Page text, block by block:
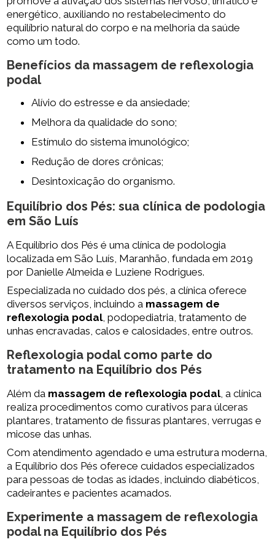
energético, auxiliando no restabelecimento do
equilíbrio natural do corpo e na melhoria da saúde
como um todo.
Benefícios da massagem de reflexologia
podal
Alívio do estresse e da ansiedade;
Melhora da qualidade do sono;
Estímulo do sistema imunológico;
Redução de dores crônicas;
Desintoxicação do organismo.
Equilíbrio dos Pés: sua clínica de podologia
em São Luís
A Equilíbrio dos Pés é uma clínica de podologia
localizada em São Luís, Maranhão, fundada em 2019
por Danielle Almeida e Luziene Rodrigues.
Especializada no cuidado dos pés, a clínica oferece
diversos serviços, incluindo a massagem de
reflexologia podal, podopediatria, tratamento de
unhas encravadas, calos e calosidades, entre outros.
Reflexologia podal como parte do
tratamento na Equilíbrio dos Pés
Além da massagem de reflexologia podal, a clínica
realiza procedimentos como curativos para úlceras
plantares, tratamento de fissuras plantares, verrugas e
micose das unhas.
Com atendimento agendado e uma estrutura moderna,
a Equilíbrio dos Pés oferece cuidados especializados
para pessoas de todas as idades, incluindo diabéticos,
cadeirantes e pacientes acamados.
Experimente a massagem de reflexologia
podalna Equilíbrio dos Pés